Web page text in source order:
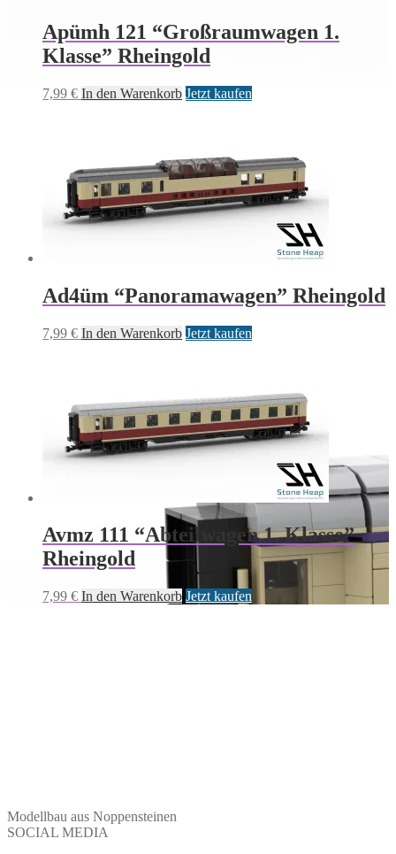
Apümh 121 “Großraumwagen 1.
Klasse” Rheingold
7,99 € In den Warenkorb Jetzt kaufen
Ad4üm “Panoramawagen” Rheingold
7,99 € In den Warenkorb Jetzt kaufen
Avmz 111 “Abteilwagen 1. Klasse”
Rheingold
7,99 € In den Warenkorb Jetzt kaufen
Modellbau aus Noppensteinen
SOCIAL MEDIA